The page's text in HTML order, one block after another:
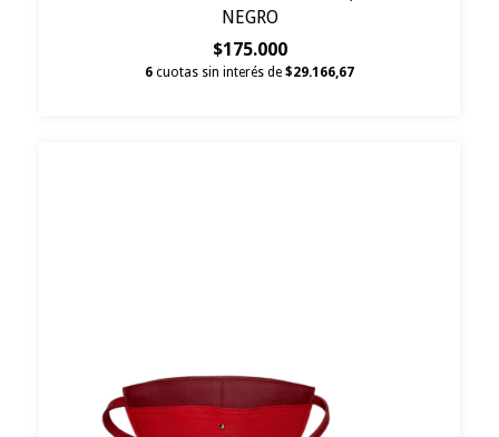
NEGRO
$175.000
6 cuotas sin interés de $29.166,67